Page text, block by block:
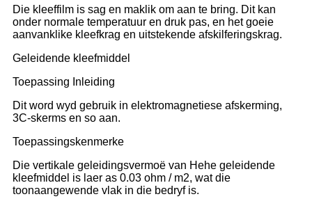
Die kleeffilm is sag en maklik om aan te bring. Dit kan
onder normale temperatuur en druk pas, en het goeie
aanvanklike kleefkrag en uitstekende afskilferingskrag.
Geleidende kleefmiddel
Toepassing Inleiding
Dit word wyd gebruik in elektromagnetiese afskerming,
3C-skerms en so aan.
Toepassingskenmerke
Die vertikale geleidingsvermoë van Hehe geleidende
kleefmiddel is laer as 0.03 ohm / m2, wat die
toonaangewende vlak in die bedryf is.